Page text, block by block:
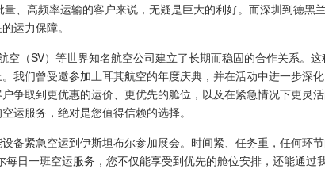
、高频率运输的客户来说，无疑是巨大的利好。而深圳到德黑
运力保障。
（SV）等世界知名航空公司建立了长期而稳固的合作关系。这
我们曾受邀参加土耳其航空的年度庆典，并在活动中进一步深
争取到更优惠的运价、更优先的舱位，以及在紧急情况下更灵
运服务，绝对是您值得信赖的选择。
备紧急空运到伊斯坦布尔参加展会。时间紧、任务重，任何环
日一班空运服务，您不仅能享受到优先的舱位安排，还能通过